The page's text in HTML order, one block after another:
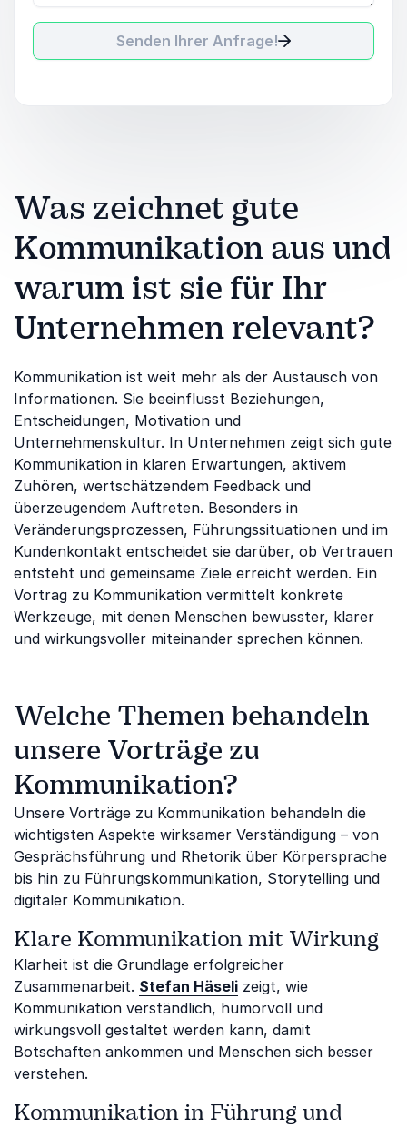
Senden Ihrer Anfrage!
Was zeichnet gute
Kommunikation aus und
warum ist sie für Ihr
Unternehmen relevant?
Kommunikation ist weit mehr als der Austausch von
Informationen. Sie beeinflusst Beziehungen,
Entscheidungen, Motivation und
Unternehmenskultur. In Unternehmen zeigt sich gute
Kommunikation in klaren Erwartungen, aktivem
Zuhören, wertschätzendem Feedback und
überzeugendem Auftreten. Besonders in
Veränderungsprozessen, Führungssituationen und im
Kundenkontakt entscheidet sie darüber, ob Vertrauen
entsteht und gemeinsame Ziele erreicht werden. Ein
Vortrag zu Kommunikation vermittelt konkrete
Werkzeuge, mit denen Menschen bewusster, klarer
und wirkungsvoller miteinander sprechen können.
Welche Themen behandeln
unsere Vorträge zu
Kommunikation?
Unsere Vorträge zu Kommunikation behandeln die
wichtigsten Aspekte wirksamer Verständigung – von
Gesprächsführung und Rhetorik über Körpersprache
bis hin zu Führungskommunikation, Storytelling und
digitaler Kommunikation.
Klare Kommunikation mit Wirkung
Klarheit ist die Grundlage erfolgreicher
Zusammenarbeit. Stefan Häseli zeigt, wie
Kommunikation verständlich, humorvoll und
wirkungsvoll gestaltet werden kann, damit
Botschaften ankommen und Menschen sich besser
verstehen.
Kommunikation in Führung und